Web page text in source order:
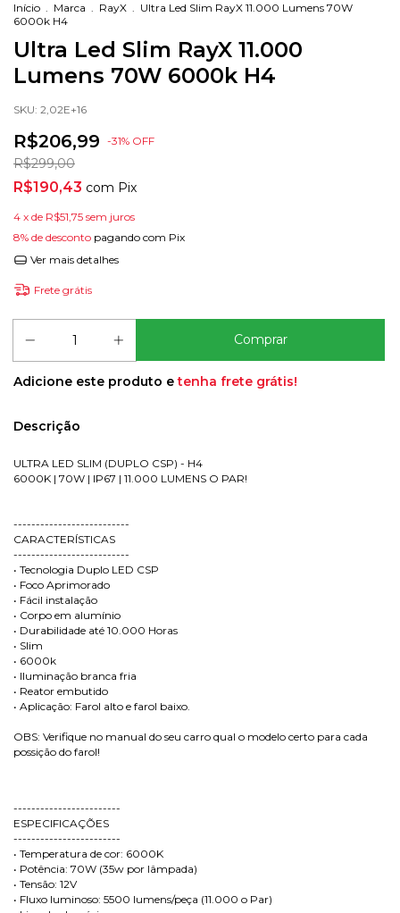
Início . Marca . RayX . Ultra Led Slim RayX 11.000 Lumens 70W
6000k H4
Ultra Led Slim RayX 11.000
Lumens 70W 6000k H4
SKU: 2,02E+16
R$206,99 -31% OFF
R$299,00
R$190,43 com Pix
4 x de R$51,75 sem juros
8% de desconto pagando com Pix
Ver mais detalhes
Frete grátis
Adicione este produto etenha frete grátis!
Descrição
ULTRA LED SLIM (DUPLO CSP) - H4
6000K | 70W | IP67 | 11.000 LUMENS O PAR!
--------------------------
CARACTERÍSTICAS
--------------------------
• Tecnologia Duplo LED CSP
• Foco Aprimorado
• Fácil instalação
• Corpo em alumínio
• Durabilidade até 10.000 Horas
• Slim
• 6000k
• Iluminação branca fria
• Reator embutido
• Aplicação: Farol alto e farol baixo.
OBS: Verifique no manual do seu carro qual o modelo certo para cada
possição do farol!
------------------------
ESPECIFICAÇÕES
------------------------
• Temperatura de cor: 6000K
• Potência: 70W (35w por lâmpada)
• Tensão: 12V
• Fluxo luminoso: 5500 lumens/peça (11.000 o Par)